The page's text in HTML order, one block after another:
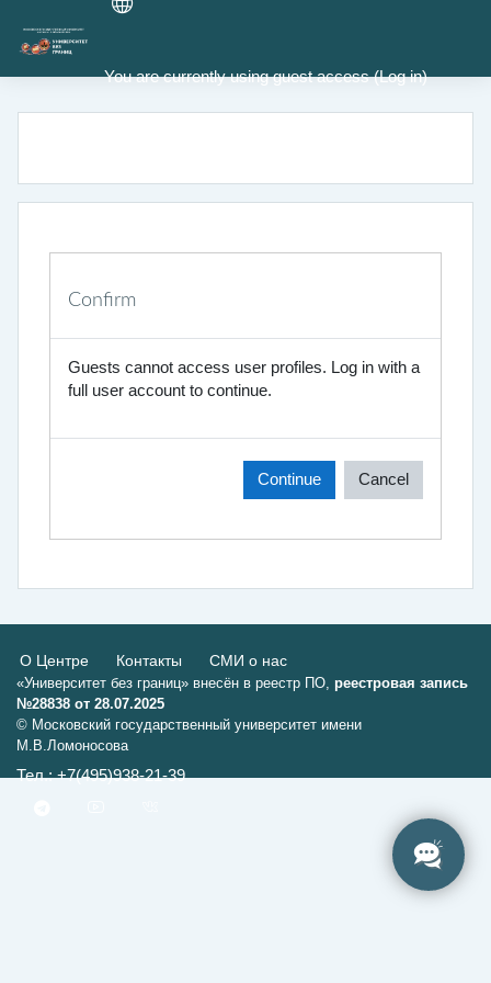
You are currently using guest access (Log in)
Skip to main content
Confirm
Guests cannot access user profiles. Log in with a
full user account to continue.
Continue Cancel
О Центре Контакты СМИ о нас
«Университет без границ» внесён в реестр ПО, реестровая запись
№28838 от 28.07.2025
© Московский государственный университет имени
М.В.Ломоносова
Тел.: +7(495)938-21-39